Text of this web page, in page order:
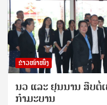
ຂ່າວໜ້າໜຶ່ງ
ນວ ແລະ ຢຸນນານ ສືບຕໍ່
ກຳມະບານ